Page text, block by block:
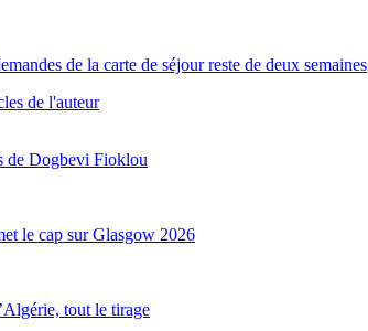
de la carte de séjour reste de deux semaines
de l'auteur
de Dogbevi Fioklou
le cap sur Glasgow 2026
tout le tirage